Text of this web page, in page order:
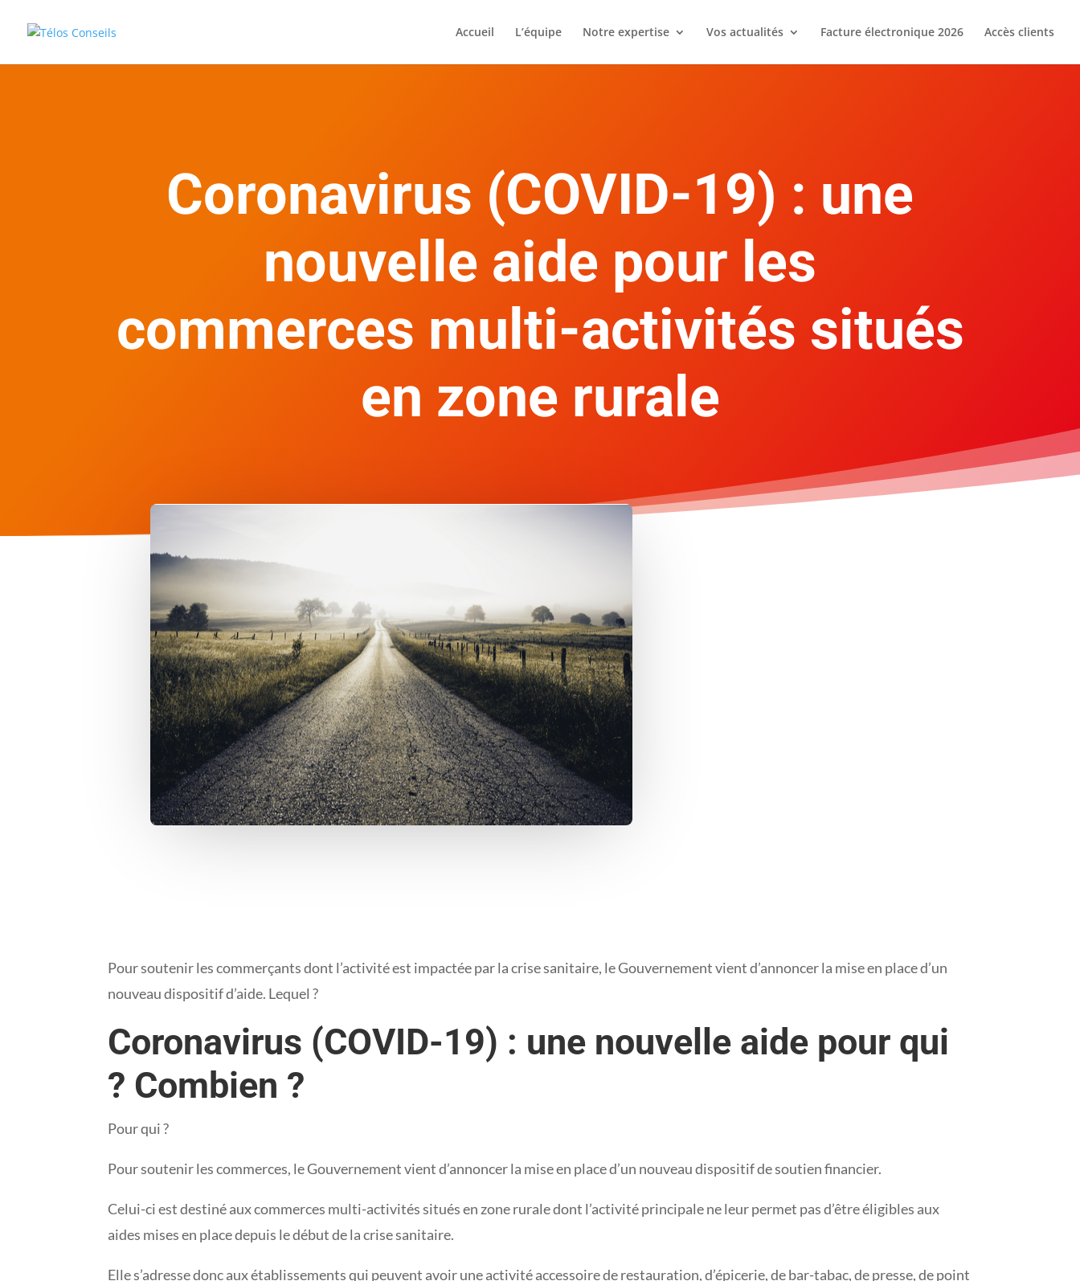
Accueil L’équipe Notre expertise Vos actualités Facture électronique 2026 Accès clients
Coronavirus (COVID-19) : une
nouvelle aide pour les
commerces multi-activités situés
en zone rurale
Pour soutenir les commerçants dont l’activité est impactée par la crise sanitaire, le Gouvernement vient d’annoncer la mise en place d’un
nouveau dispositif d’aide. Lequel ?
Coronavirus (COVID-19) : une nouvelle aide pour qui
? Combien ?
Pour qui ?
Pour soutenir les commerces, le Gouvernement vient d’annoncer la mise en place d’un nouveau dispositif de soutien financier.
Celui-ci est destiné aux commerces multi-activités situés en zone rurale dont l’activité principale ne leur permet pas d’être éligibles aux
aides mises en place depuis le début de la crise sanitaire.
Elle s’adresse donc aux établissements qui peuvent avoir une activité accessoire de restauration, d’épicerie, de bar-tabac, de presse, de point